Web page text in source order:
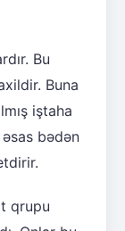
Bu
Buna
iştaha
əsas bədən
qrupu